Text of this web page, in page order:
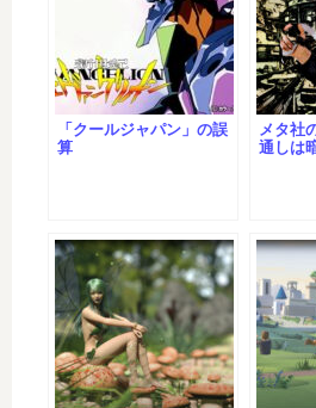
「クールジャパン」の誤
算
メタ社
通しは